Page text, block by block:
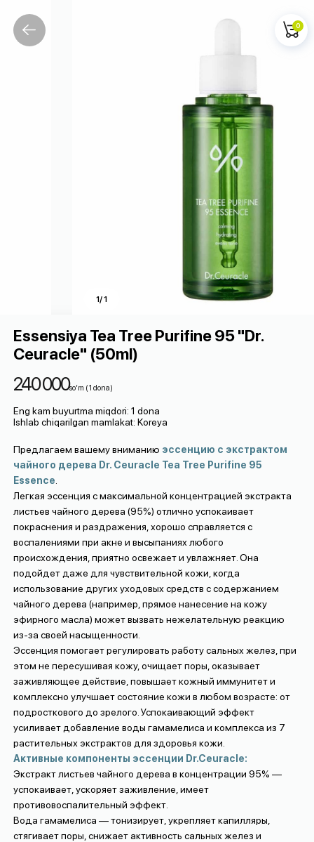
0
Essensiya Tea Tree Purifine 95 "Dr.
Ceuracle" (50ml)
240 000so‘m (1 dona)
Eng kam buyurtma miqdori: 1 dona
Ishlab chiqarilgan mamlakat: Koreya
Предлагаем вашему вниманию эссенцию с экстрактом
чайного дерева Dr. Ceuracle Tea Tree Purifine 95
Essence
Легкая эссенция с максимальной концентрацией экстракта
листьев чайного дерева (95%) отлично успокаивает
покраснения и раздражения, хорошо справляется с
воспалениями при акне и высыпаниях любого
происхождения, приятно освежает и увлажняет. Она
подойдет даже для чувствительной кожи, когда
использование других уходовых средств с содержанием
чайного дерева (например, прямое нанесение на кожу
эфирного масла) может вызвать нежелательную реакцию
из-за своей насыщенности.
Эссенция помогает регулировать работу сальных желез, при
этом не пересушивая кожу, очищает поры, оказывает
заживляющее действие, повышает кожный иммунитет и
комплексно улучшает состояние кожи в любом возрасте: от
подросткового до зрелого. Успокаивающий эффект
усиливает добавление воды гамамелиса и комплекса из 7
растительных экстрактов для здоровья кожи.
Активные компоненты эссенции Dr.Ceuracle:
Экстракт листьев чайного дерева в концентрации 95% —
успокаивает, ускоряет заживление, имеет
противовоспалительный эффект.
Вода гамамелиса — тонизирует, укрепляет капилляры,
стягивает поры, снижает активность сальных желез и